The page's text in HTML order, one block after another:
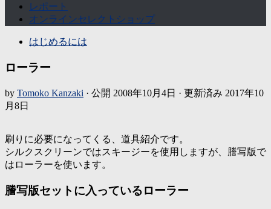
レポート
オンラインセレクトショップ
はじめるには
ローラー
by Tomoko Kanzaki · 公開 2008年10月4日 · 更新済み 2017年10
月8日
刷りに必要になってくる、道具紹介です。
シルクスクリーンではスキージーを使用しますが、謄写版で
はローラーを使います。
謄写版セットに入っているローラー